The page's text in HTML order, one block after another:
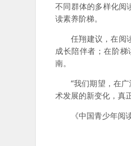
不同群体的多样化阅
读素养阶梯。
任翔建议，在阅
成长陪伴者；在阶
南。
“我们期望，在
术发展的新变化，真
《中国青少年